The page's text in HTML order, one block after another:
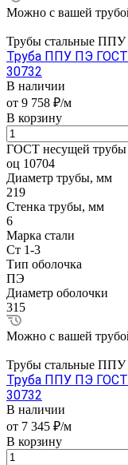
Можно с вашей
Трубы стальные
Труба ППУ ПЭ ГОСТ
30732
В наличии
от 9 758 ₽/м
В корзину
ГОСТ несущей трубы
оц 10704
Диаметр трубы, мм
219
Стенка трубы, мм
6
Марка стали
Ст 1-3
Тип оболочка
ПЭ
Диаметр оболочки
315
Можно с вашей
Трубы стальные
Труба ППУ ПЭ ГОСТ
30732
В наличии
от 7 345 ₽/м
В корзину